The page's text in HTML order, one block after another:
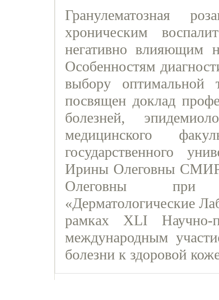
Гранулематозная
хроническим
негативно влияющим
Особенностям
выбору оптимальной
посвящен доклад
болезней,
медицинского
государственного
Ирины Олеговны
Олеговны при
«Дерматологические
рамках XLI Научно-
международным
болезни к здоровой